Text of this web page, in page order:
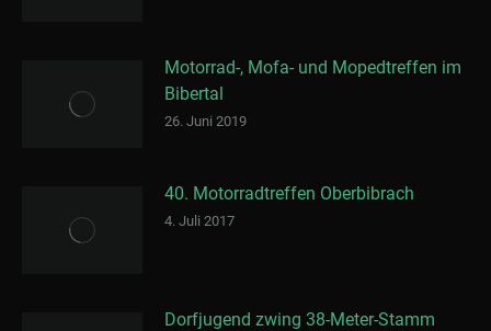
Motorrad-, Mofa- und Mopedtreffen im
Bibertal
26. Juni 2019
40. Motorradtreffen Oberbibrach
4. Juli 2017
Dorfjugend zwing 38-Meter-Stamm